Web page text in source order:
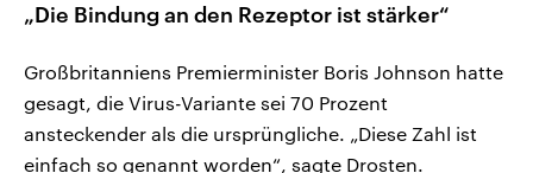
„Die Bindung an den Rezeptor ist stärker“
Großbritanniens Premierminister Boris Johnson hatte
gesagt, die Virus-Variante sei 70 Prozent
ansteckender als die ursprüngliche. „Diese Zahl ist
einfach so genannt worden“, sagte Drosten.